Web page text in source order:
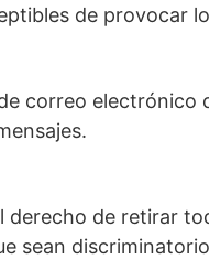
de provocar
correo electrónico
derecho de retirar
sean